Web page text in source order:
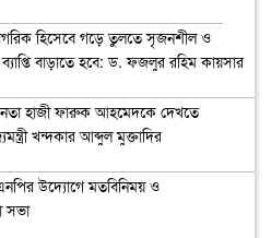
হিসেবে গড়ে তুলতে সৃজনশীল ও
ব্যাপ্তি বাড়াতে হবে: ড. ফজলুর রহিম কায়সার
হাজী ফারুক আহমেদকে দেখতে
খন্দকার আব্দুল মুক্তাদির
উদ্যোগে মতবিনিময় ও
সভা